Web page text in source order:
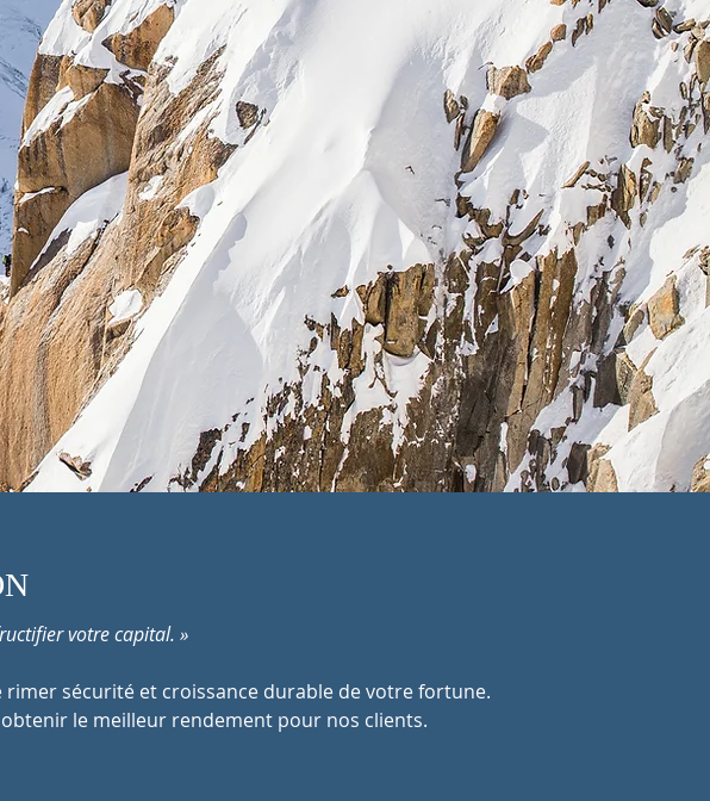
votre capital. »
sécurité et croissance durable de votre fortune.
le meilleur rendement pour nos clients.